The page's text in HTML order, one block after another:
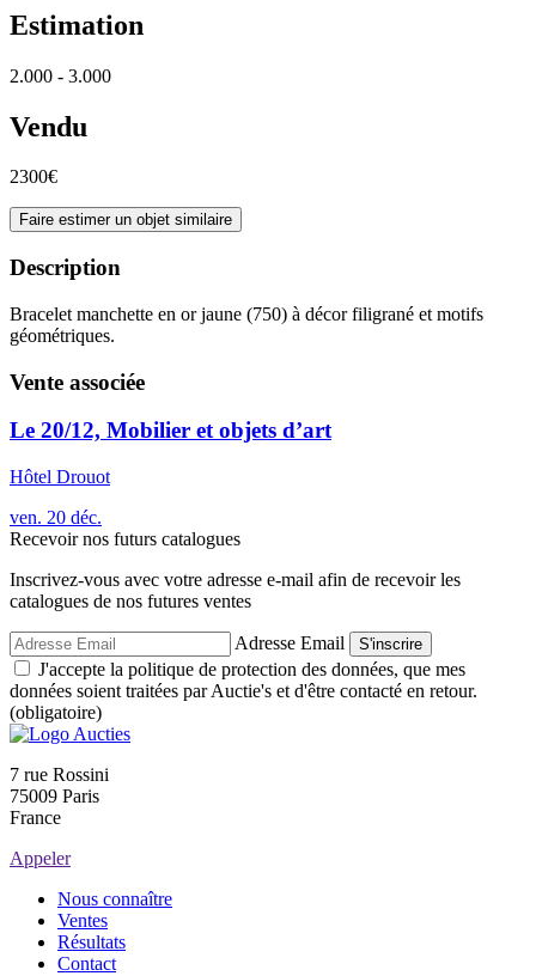
Estimation
2.000 - 3.000
Vendu
2300€
Faire estimer un objet similaire
Description
Bracelet manchette en or jaune (750) à décor filigrané et motifs
géométriques.
Vente associée
Le 20/12, Mobilier et objets d’art
Hôtel Drouot
ven. 20 déc.
Recevoir nos futurs catalogues
Inscrivez-vous avec votre adresse e-mail afin de recevoir les
catalogues de nos futures ventes
Adresse Email S'inscrire
J'accepte la politique de protection des données, que mes
données soient traitées par Auctie's et d'être contacté en retour.
(obligatoire)
7 rue Rossini
75009 Paris
France
Appeler
Nous connaître
Ventes
Résultats
Contact